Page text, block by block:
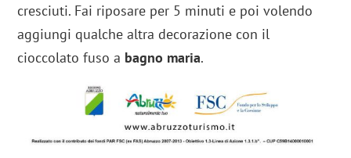
cresciuti. Fai riposare per 5 minuti e poi volendo
aggiungi qualche altra decorazione con il
cioccolato fuso a bagno maria.